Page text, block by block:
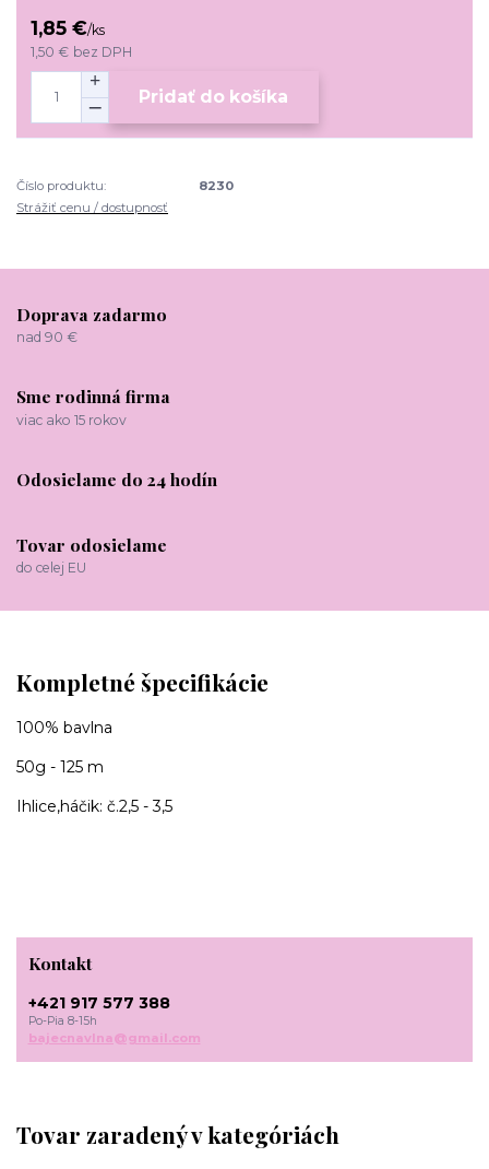
1,85 €/ks
1,50 € bez DPH
Pridať do košíka
Číslo produktu:
8230
Strážiť cenu / dostupnosť
Doprava zadarmo
nad 90 €
Sme rodinná firma
viac ako 15 rokov
Odosielame do 24 hodín
Tovar odosielame
do celej EU
Kompletné špecifikácie
100% bavlna
50g - 125 m
Ihlice,háčik: č.2,5 - 3,5
Tovar zaradený v kategóriách
Kontakt
+421 917 577 388
Po-Pia 8-15h
bajecnavlna@gmail.com